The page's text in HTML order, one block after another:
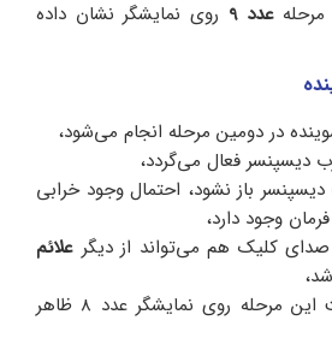
مرحلهعدد 9
روی نمایشگر نشان داده
در دومین مرحله انجام می‌شود،
دیسپنسر فعال می‌‌گردد،
باز نشود، احتمال وجود خرابی
وجود دارد،
کلیک هم می‌تواند از دیگر علائم
بعد از پایان تست این مرحله روی نمایشگر عدد 8 ظاهر